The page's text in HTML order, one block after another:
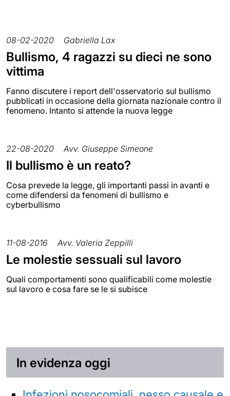
08-02-2020 Gabriella Lax
Bullismo, 4 ragazzi su dieci ne sono
vittima
Fanno discutere i report dell'osservatorio sul bullismo
pubblicati in occasione della giornata nazionale contro il
fenomeno. Intanto si attende la nuova legge
22-08-2020 Avv. Giuseppe Simeone
Il bullismo è un reato?
Cosa prevede la legge, gli importanti passi in avanti e
come difendersi da fenomeni di bullismo e
cyberbullismo
11-08-2016 Avv. Valeria Zeppilli
Le molestie sessuali sul lavoro
Quali comportamenti sono qualificabili come molestie
sul lavoro e cosa fare se le si subisce
In evidenza oggi